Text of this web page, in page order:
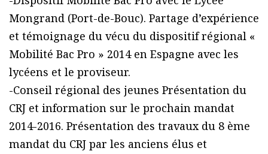
Mongrand (Port-de-Bouc). Partage d’expérience
et témoignage du vécu du dispositif régional «
Mobilité Bac Pro » 2014 en Espagne avec les
lycéens et le proviseur.
-Conseil régional des jeunes Présentation du
CRJ et information sur le prochain mandat
2014-2016. Présentation des travaux du 8 ème
mandat du CRJ par les anciens élus et